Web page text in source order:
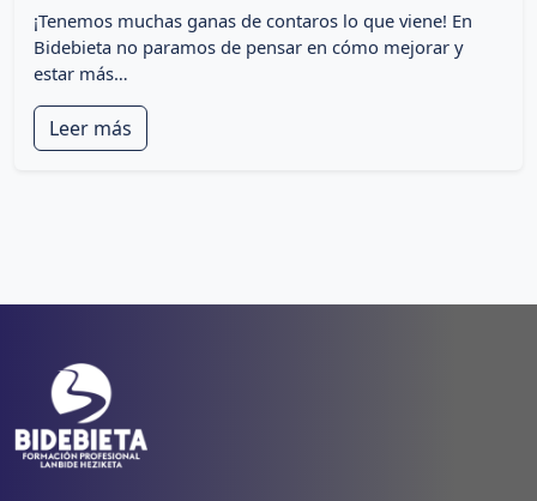
¡Tenemos muchas ganas de contaros lo que viene! En
Bidebieta no paramos de pensar en cómo mejorar y
estar más…
Leer más